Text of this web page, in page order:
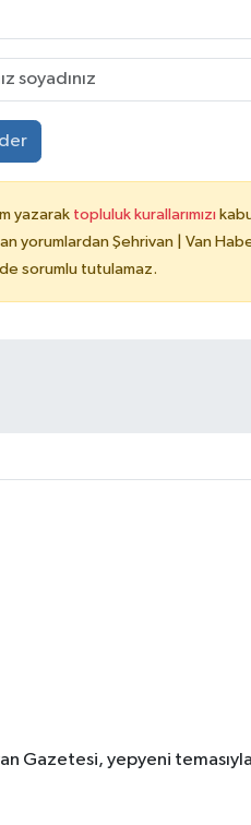
yazarak topluluk kurallarımızı
yorumlardan Şehrivan | Van
sorumlu tutulamaz.
Gazetesi, yepyeni